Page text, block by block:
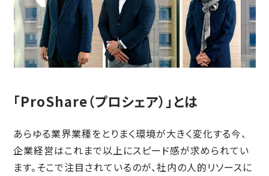
「ProShare（プロシェア）」とは
あらゆる業界業種をとりまく環境が大きく変化する今、
企業経営はこれまで以上にスピード感が求められてい
ます。そこで注目されているのが、社内の人的リソースに